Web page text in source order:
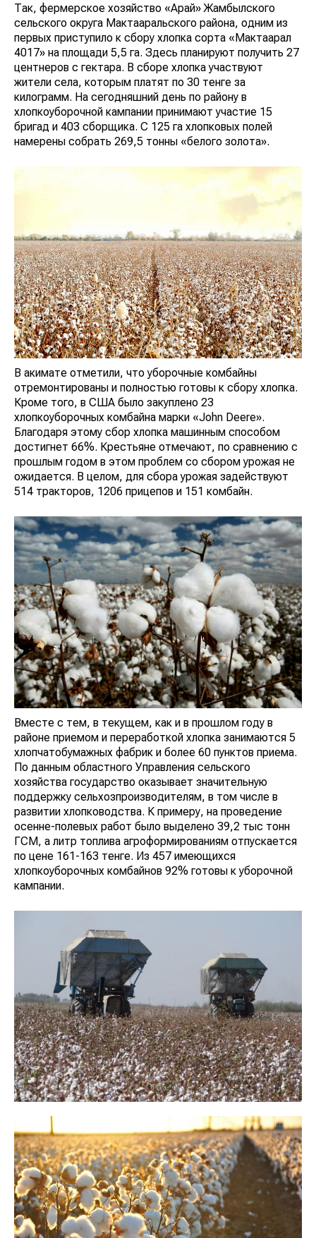
Так, фермерское хозяйство «Арай» Жамбылского
сельского округа Мактааральского района, одним из
первых приступило к сбору хлопка сорта «Мактаарал
4017» на площади 5,5 га. Здесь планируют получить 27
центнеров с гектара. В сборе хлопка участвуют
жители села, которым платят по 30 тенге за
килограмм. На сегодняшний день по району в
хлопкоуборочной кампании принимают участие 15
бригад и 403 сборщика. С 125 га хлопковых полей
намерены собрать 269,5 тонны «белого золота».
В акимате отметили, что уборочные комбайны
отремонтированы и полностью готовы к сбору хлопка.
Кроме того, в США было закуплено 23
хлопкоуборочных комбайна марки «John Deere».
Благодаря этому сбор хлопка машинным способом
достигнет 66%. Крестьяне отмечают, по сравнению с
прошлым годом в этом проблем со сбором урожая не
ожидается. В целом, для сбора урожая задействуют
514 тракторов, 1206 прицепов и 151 комбайн.
Вместе с тем, в текущем, как и в прошлом году в
районе приемом и переработкой хлопка занимаются 5
хлопчатобумажных фабрик и более 60 пунктов приема.
По данным областного Управления сельского
хозяйства государство оказывает значительную
поддержку сельхозпроизводителям, в том числе в
развитии хлопководства. К примеру, на проведение
осенне-полевых работ было выделено 39,2 тыс тонн
ГСМ, а литр топлива агроформированиям отпускается
по цене 161-163 тенге. Из 457 имеющихся
хлопкоуборочных комбайнов 92% готовы к уборочной
кампании.